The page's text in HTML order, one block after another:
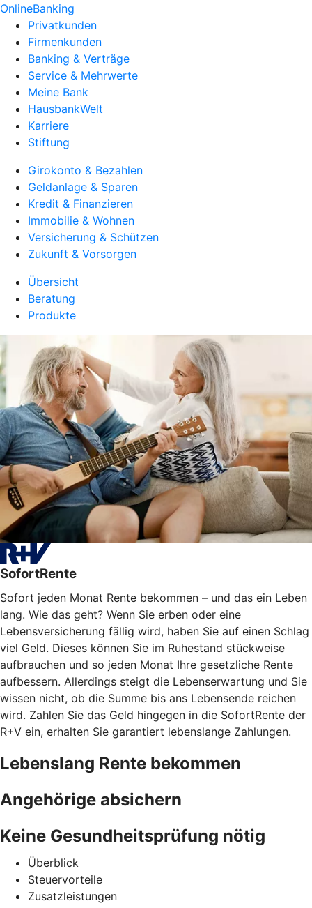
OnlineBanking
Privatkunden
Firmenkunden
Banking & Verträge
Service & Mehrwerte
Meine Bank
HausbankWelt
Karriere
Stiftung
Girokonto & Bezahlen
Geldanlage & Sparen
Kredit & Finanzieren
Immobilie & Wohnen
Versicherung & Schützen
Zukunft & Vorsorgen
Übersicht
Beratung
Produkte
SofortRente
Sofort jeden Monat Rente bekommen – und das ein Leben
lang. Wie das geht? Wenn Sie erben oder eine
Lebensversicherung fällig wird, haben Sie auf einen Schlag
viel Geld. Dieses können Sie im Ruhestand stückweise
aufbrauchen und so jeden Monat Ihre gesetzliche Rente
aufbessern. Allerdings steigt die Lebenserwartung und Sie
wissen nicht, ob die Summe bis ans Lebensende reichen
wird. Zahlen Sie das Geld hingegen in die SofortRente der
R+V ein, erhalten Sie garantiert lebenslange Zahlungen.
Lebenslang Rente bekommen
Angehörige absichern
Keine Gesundheitsprüfung nötig
Überblick
Steuervorteile
Zusatzleistungen